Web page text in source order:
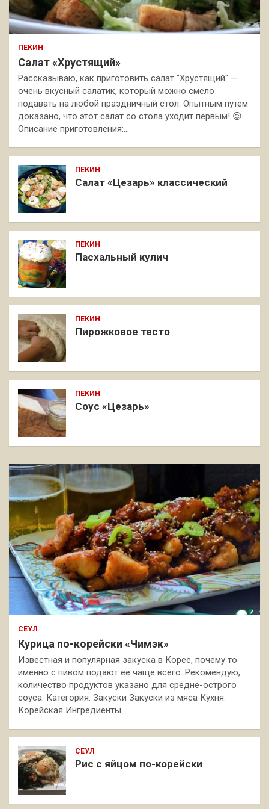
ПЕКИН
Салат «Хрустящий»
Рассказываю, как приготовить салат "Хрустящий" —
очень вкусный салатик, который можно смело
подавать на любой праздничный стол. Опытным путем
доказано, что этот салат со стола уходит первым! 😉
Описание приготовления:…
ПЕКИН
Салат «Цезарь» классический
ПЕКИН
Пасхальный кулич
ПЕКИН
Пирожковое тесто
ПЕКИН
Соус «Цезарь»
СЕУЛ
Курица по-корейски «Чимэк»
Известная и популярная закуска в Корее, почему то
именно с пивом подают её чаще всего. Рекомендую,
количество продуктов указано для средне-острого
соуса. Категория: Закуски Закуски из мяса Кухня:
Корейская Ингредиенты…
СЕУЛ
Рис с яйцом по-корейски